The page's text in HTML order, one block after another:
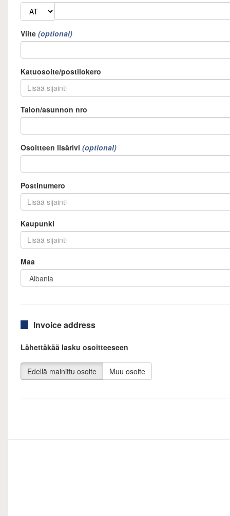
Viite
Katuosoite/postilokero
Talon/asunnon nro
Osoitteen lisärivi
Postinumero
Kaupunki
Maa
Invoice address
Lähettäkää lasku osoitteeseen
Edellä mainittu osoite Muu osoite